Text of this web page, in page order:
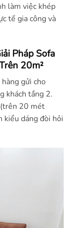
làm việc khép
tế gia công và
Pháp Sofa
20m²
gửi cho
khách tầng 2.
20 mét
kiểu dáng đòi hỏi